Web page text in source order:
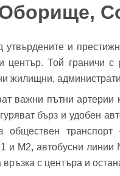
Оборище,
и
център. Той граничи с
жилищни,
важни пътни артерии
бърз и удобен
обществен
и М2, автобусни
с центъра и